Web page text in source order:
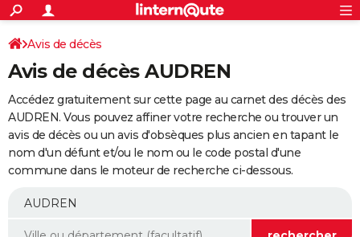
ACTUALITÉS
Politique
Société
Faits Divers
Education
Monde
Villes
+
SPORT
Coupe du monde 2026
Football
Tennis
Cyclisme
Rugby
Forum
Programme TV
TNT
Streaming
Cinéma
Sorties cinéma
Musique
+
FINANCE
Retraite
Epargne
Immobilier
Risques naturels par ville
Banque
Assurance
AUTO
Essais
Réserver un essai
Citadines
Berlines
SUV
Forum auto
+
Mobiles
Meilleur smartphone
Internet
Ordinateurs
Jeux vidéo
Guide high-tech
Avis de décès
Avis de décès AUDREN
Accédez gratuitement sur cette page au carnet des décès des
AUDREN. Vous pouvez affiner votre recherche ou trouver un
avis de décès ou un avis d'obsèques plus ancien en tapant le
nom d'un défunt et/ou le nom ou le code postal d'une
commune dans le moteur de recherche ci-dessous.